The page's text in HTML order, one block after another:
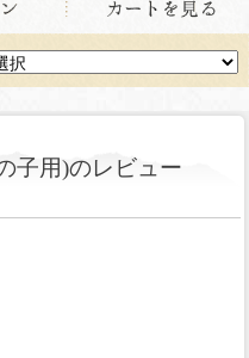
子用)のレビュー